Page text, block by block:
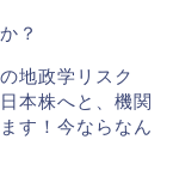
？
地政学リスク
本株へと、機関
す！今ならなん